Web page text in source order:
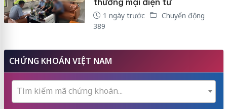
1 ngày trước
Chuyển động
389
CHỨNG KHOÁN VIỆT NAM
Tìm kiếm mã chứng khoán...